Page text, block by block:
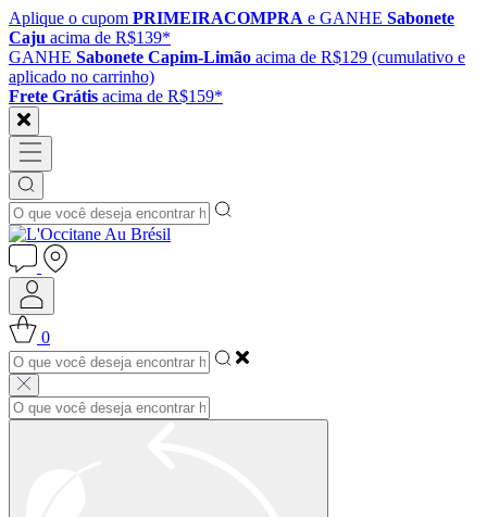
Aplique o cupom PRIMEIRACOMPRA e GANHE Sabonete
Caju acima de R$139*
GANHE Sabonete Capim-Limão acima de R$129 (cumulativo e
aplicado no carrinho)
Frete Grátis acima de R$159*
0